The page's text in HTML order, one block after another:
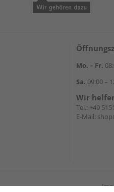
Mo. – Fr.
Sa. 09:00 –
Wir
Tel.: +49
E-Mail: